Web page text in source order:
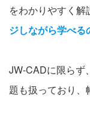
をわかりやすく解
ジしながら学べる
JW-CADに限らず
題も扱っており、